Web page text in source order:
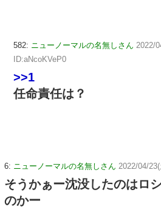
582: ニューノーマルの名無しさん 2022/
ID:aNcoKVeP0
>>1
任命責任は？
6: ニューノーマルの名無しさん 2022/04/
そうかぁー沈没したのはロ
のかー